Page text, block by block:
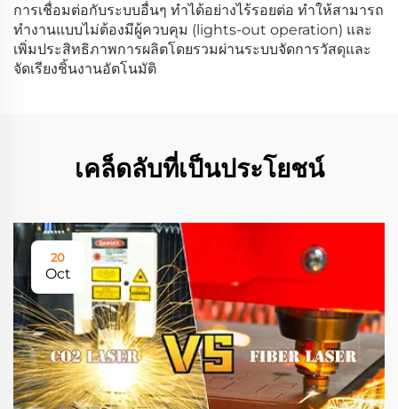
การเชื่อมต่อกับระบบอื่นๆ ทำได้อย่างไร้รอยต่อ ทำให้สามารถ
ทำงานแบบไม่ต้องมีผู้ควบคุม (lights-out operation) และ
เพิ่มประสิทธิภาพการผลิตโดยรวมผ่านระบบจัดการวัสดุและ
จัดเรียงชิ้นงานอัตโนมัติ
เคล็ดลับที่เป็นประโยชน์
20
Oct